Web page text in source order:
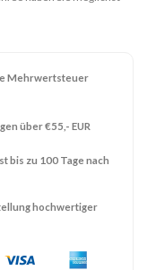
Mehrwertsteuer
über €55,- EUR
bis zu 100 Tage nach
hochwertiger